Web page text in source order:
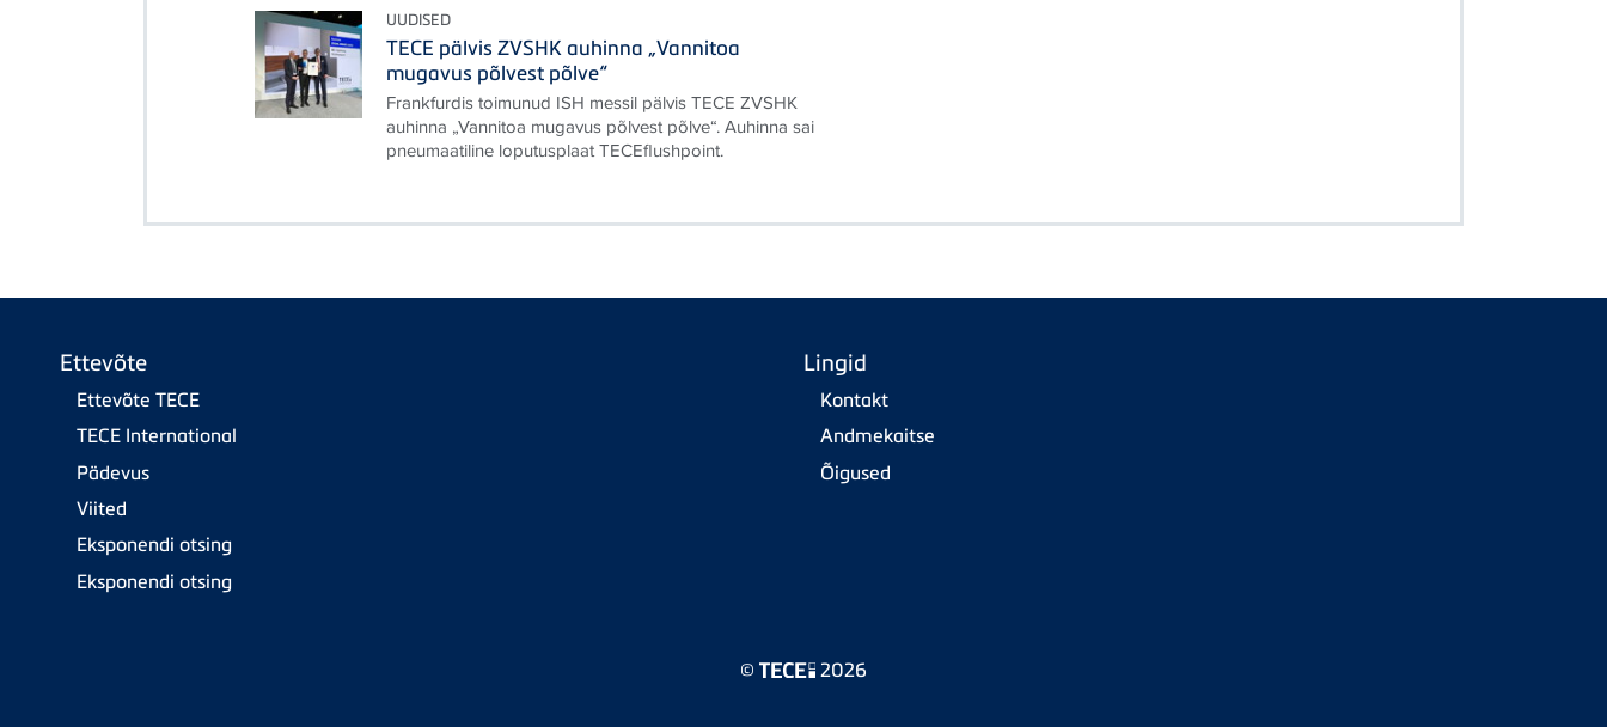
UUDISED
TECE pälvis ZVSHK auhinna „Vannitoa
mugavus põlvest põlve“
Frankfurdis toimunud ISH messil pälvis TECE ZVSHK
auhinna „Vannitoa mugavus põlvest põlve“. Auhinna sai
pneumaatiline loputusplaat TECEflushpoint.
Ettevõte
Ettevõte TECE
TECE International
Pädevus
Viited
Eksponendi otsing
Eksponendi otsing
Lingid
Kontakt
Andmekaitse
Õigused
© 2026